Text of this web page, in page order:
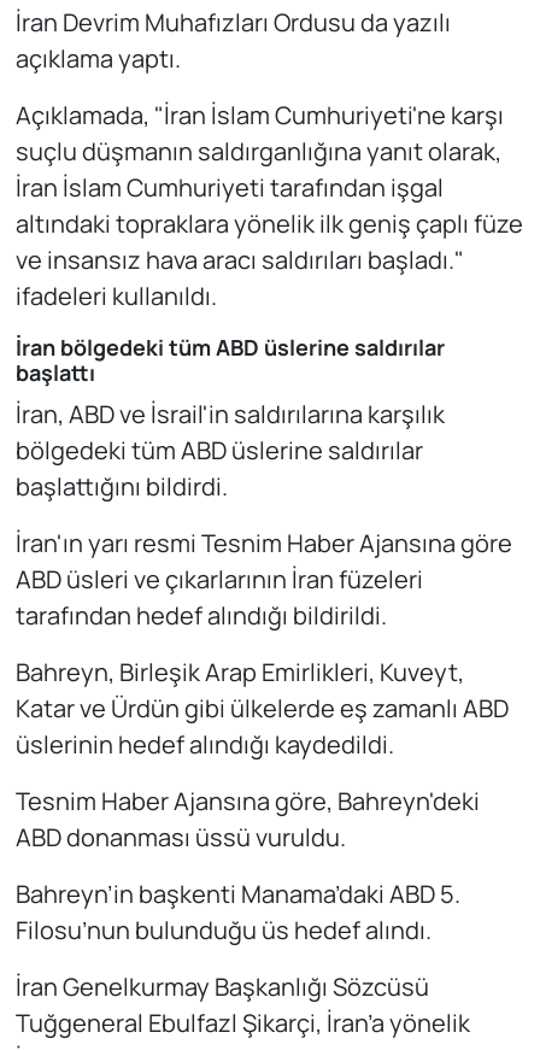
İran Devrim Muhafızları Ordusu da yazılı
açıklama yaptı.
Açıklamada, "İran İslam Cumhuriyeti'ne karşı
suçlu düşmanın saldırganlığına yanıt olarak,
İran İslam Cumhuriyeti tarafından işgal
altındaki topraklara yönelik ilk geniş çaplı füze
ve insansız hava aracı saldırıları başladı."
ifadeleri kullanıldı.
İran bölgedeki tüm ABD üslerine saldırılar
başlattı
İran, ABD ve İsrail'in saldırılarına karşılık
bölgedeki tüm ABD üslerine saldırılar
başlattığını bildirdi.
İran'ın yarı resmi Tesnim Haber Ajansına göre
ABD üsleri ve çıkarlarının İran füzeleri
tarafından hedef alındığı bildirildi.
Bahreyn, Birleşik Arap Emirlikleri, Kuveyt,
Katar ve Ürdün gibi ülkelerde eş zamanlı ABD
üslerinin hedef alındığı kaydedildi.
Tesnim Haber Ajansına göre, Bahreyn'deki
ABD donanması üssü vuruldu.
Bahreyn’in başkenti Manama’daki ABD 5.
Filosu’nun bulunduğu üs hedef alındı.
İran Genelkurmay Başkanlığı Sözcüsü
Tuğgeneral Ebulfazl Şikarçi, İran’a yönelik